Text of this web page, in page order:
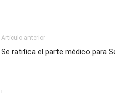
Artículo anterior
Se ratifica el parte médico para